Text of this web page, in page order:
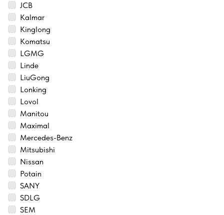
JCB
Kalmar
Kinglong
Komatsu
LGMG
Linde
LiuGong
Lonking
Lovol
Manitou
Maximal
Mercedes-Benz
Mitsubishi
Nissan
Potain
SANY
SDLG
SEM